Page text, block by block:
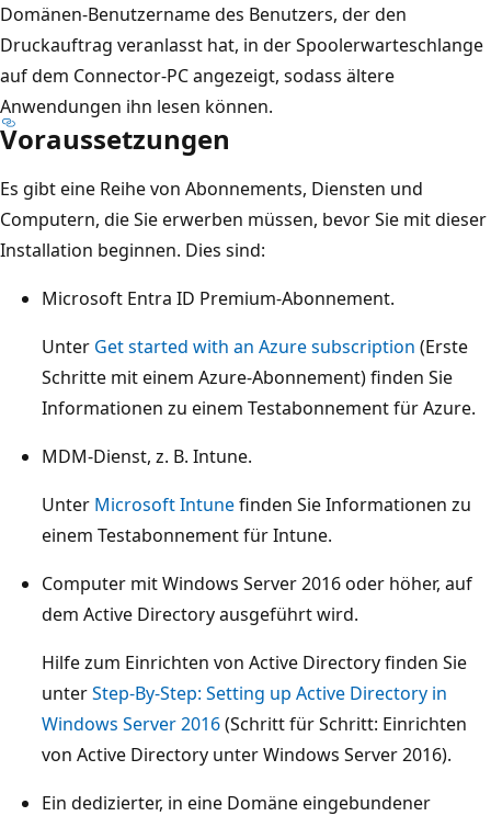
Domänen-Benutzername des Benutzers, der den
Druckauftrag veranlasst hat, in der Spoolerwarteschlange
auf dem Connector-PC angezeigt, sodass ältere
Anwendungen ihn lesen können.
Voraussetzungen
Es gibt eine Reihe von Abonnements, Diensten und
Computern, die Sie erwerben müssen, bevor Sie mit dieser
Installation beginnen. Dies sind:
Microsoft Entra ID Premium-Abonnement.
Unter Get started with an Azure subscription (Erste
Schritte mit einem Azure-Abonnement) finden Sie
Informationen zu einem Testabonnement für Azure.
MDM-Dienst, z. B. Intune.
Unter Microsoft Intunefinden Sie Informationen zu
einem Testabonnement für Intune.
Computer mit Windows Server 2016 oder höher, auf
dem Active Directory ausgeführt wird.
Hilfe zum Einrichten von Active Directory finden Sie
unterStep-By-Step: Setting up Active Directory in
Windows Server 2016(Schritt für Schritt: Einrichten
von Active Directory unter Windows Server 2016).
Ein dedizierter, in eine Domäne eingebundener